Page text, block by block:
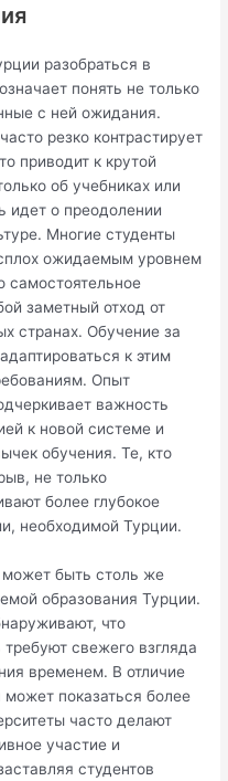
разобраться в
понять не только
с ней ожидания.
резко контрастирует
приводит к крутой
об учебниках или
идет о преодолении
Многие студенты
ожидаемым уровнем
самостоятельное
заметный отход от
странах. Обучение за
к этим
Опыт
важность
к новой системе и
обучения. Те, кто
не только
более глубокое
необходимой Турции.
может быть столь же
образования Турции.
что
свежего взгляда
временем. В отличие
показаться более
часто делают
участие и
студентов